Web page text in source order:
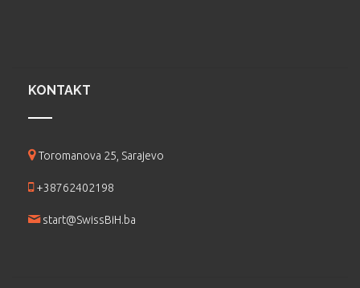
KONTAKT
Toromanova 25, Sarajevo
+38762402198
start@SwissBiH.ba